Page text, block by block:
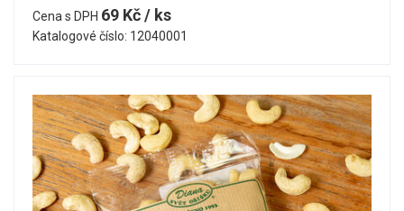
Cena s DPH 69 Kč / ks
Katalogové číslo: 12040001